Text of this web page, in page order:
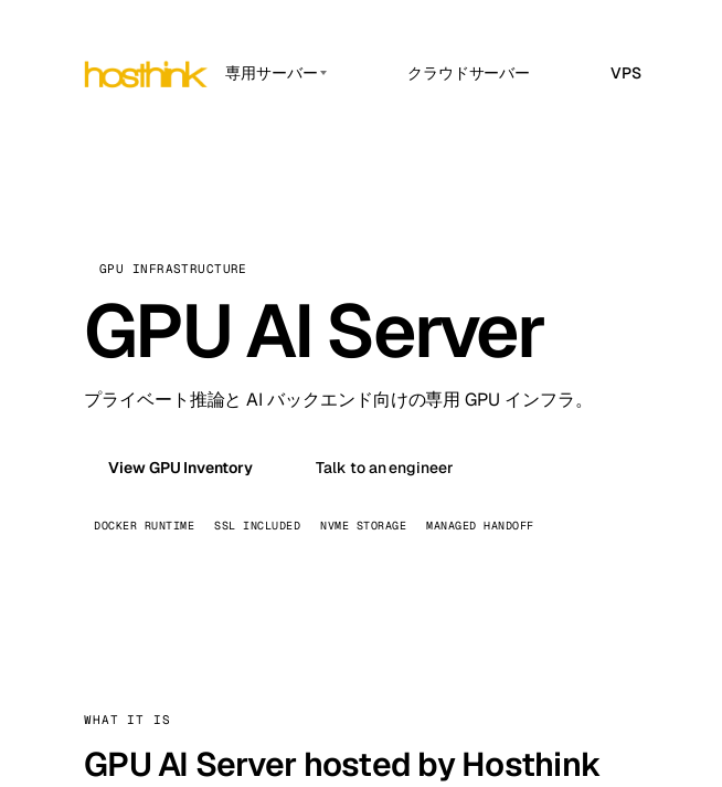
専用サーバー
オセアニア サーバー (2)
Lisbon
Manchester
Stockholm
クラウドサーバー VPS
Uptime Kuma ホスト済み
稼働監視、SSL モニタリング、アラート、ス
GPU INFRASTRUCTURE
GPU AI Server
プライベート推論と AI バックエンド向けの専用 GPU インフラ。
View GPU Inventory Talk to an engineer
DOCKER RUNTIME SSL INCLUDED NVME STORAGE MANAGED HANDOFF
WHAT IT IS
GPU AI Server hosted by Hosthink